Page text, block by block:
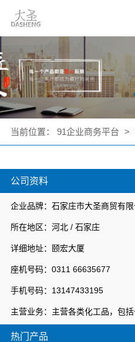
公司资料
企业品牌：石家庄市大圣商贸有限
所在地区：河北 / 石家庄
详细地址：颐宏大厦
座机号码：0311 66635677
手机号码：13147433195
热门产品
当前位置： 91企业商务平台 >